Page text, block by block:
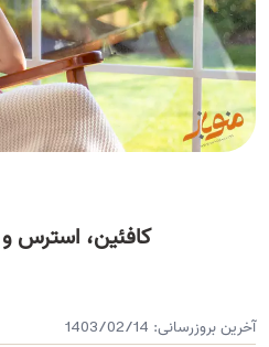
کافئین، استرس
آخرین بروزرسانی: 1403/02/14